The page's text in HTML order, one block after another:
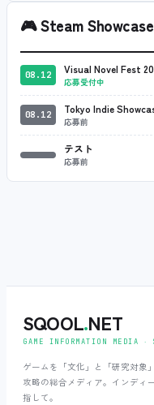
🎮Steam Showcase
08.12 Visual Novel Fest
応募受付中
08.12 Tokyo Indie
応募前
テスト
応募前
SQOOL.NET
GAME INFORMATION MEDIA
ゲームを「文化」と「研究対象
攻略の総合メディア。インディ
指して。